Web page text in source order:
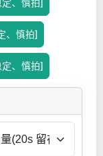
、慎拍]
、慎拍]
、慎拍]